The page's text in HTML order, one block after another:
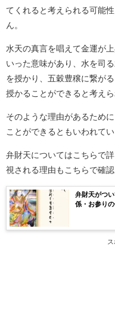
てくれると考えられる可能
ん。
水天の真言を唱えて金運が
いった意味があり、水を司
を授かり、五穀豊穣に繋が
授かることができると考えら
そのような理由があるため
ことができるともいわれてい
弁財天についてはこちらで
視される理由もこちらで確認
弁財天がつ
係・お参り